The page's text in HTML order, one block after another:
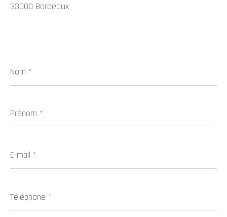
33000 Bordeaux
*
*
mail
*
*